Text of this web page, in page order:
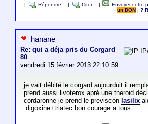
Répondre Citer Envoyer cette
un DON
|?
hanane
Re: qui a déja pris du Corgard
80
vendredi 15 février 2013 22:10:59
je vait débité le corgard aujourduit il
prend aussi livoterox apré une theroid
cordaronne je prend le previscon lasilix
.digoxine+triatec bon courage a tous